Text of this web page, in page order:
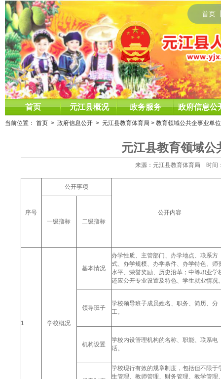
首页
首页 元江县概况 政务服务 政府信息公
当前位置： 首页 > 政府信息公开 > 元江县教育体育局 > 教育领域公共企事业单
元江县教育领域公
来源：元江县教育体育局 时间
序号
公开事项
公开内容
一级指标
二级指标
1 学校概况
基本情况
办学性质、主管部门、办学地点、联系方
式、办学规模、办学条件、办学特色、师
水平、荣誉奖励、历史沿革；中等职业学
还应公开专业设置及特色、学生就业情况
领导班子
学校领导班子成员姓名、职务、简历、分
工。
机构设置
学校内设管理机构的名称、职能、联系电
话。
学校现行有效的规章制度，包括但不限于
生管理、教师管理、财务管理、教学管理